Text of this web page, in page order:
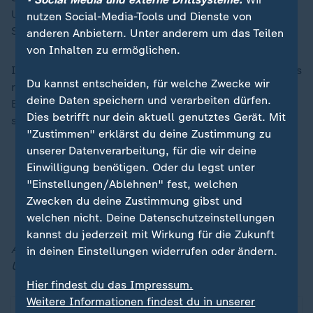
Ukraine gab es zu der Explosion zunächst keine
Stellungnahme.
Im Dezember bekannte sich die Ukraine zur Tötung des
russischen Generals Igor Kirillow, der bei einer
Bombenexplosion vor einem Moskauer Wohnhaus
starb.
Nach Attentat auf Kirillow: Anschläge, die auf
Kiews Konto gehen
Tötung hochrangiger Militärs: Wie Kiew Moskau
seine Macht demonstriert
Aktuelle Meldungen zu Russlands Angriff auf die
Ukraine finden Sie jederzeit in unserem Liveblog:
nutzen Social-Media-Tools und Dienste von
anderen Anbietern. Unter anderem um das Teilen
von Inhalten zu ermöglichen.
Du kannst entscheiden, für welche Zwecke wir
deine Daten speichern und verarbeiten dürfen.
Dies betrifft nur dein aktuell genutztes Gerät. Mit
"Zustimmen" erklärst du deine Zustimmung zu
unserer Datenverarbeitung, für die wir deine
Einwilligung benötigen. Oder du legst unter
"Einstellungen/Ablehnen" fest, welchen
Zwecken du deine Zustimmung gibst und
welchen nicht. Deine Datenschutzeinstellungen
kannst du jederzeit mit Wirkung für die Zukunft
in deinen Einstellungen widerrufen oder ändern.
Hier findest du das Impressum.
Weitere Informationen findest du in unserer